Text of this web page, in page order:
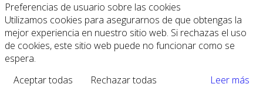
Preferencias de usuario sobre las cookies
Utilizamos cookies para asegurarnos de que obtengas la
mejor experiencia en nuestro sitio web. Si rechazas el uso
de cookies, este sitio web puede no funcionar como se
espera.
Aceptar todas
Rechazar todas
Leer más